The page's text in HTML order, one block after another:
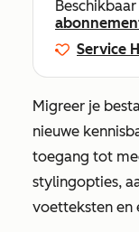
Service
Migreer je
nieuwe
toegang tot
stylingopties,
voetteksten en